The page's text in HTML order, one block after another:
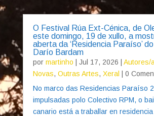
O Festival Rúa Ext-Cénica, de
este domingo, 19 de xullo, a
aberta da ‘Residencia Paraíso’
Darío Bardam
por martinho Jul 17, 2026 Autores/
Novas, Outras Artes, Xeral
| 0
No marco das Residencias Paraíso
impulsadas polo Colectivo RPM, o
canario está a traballar en